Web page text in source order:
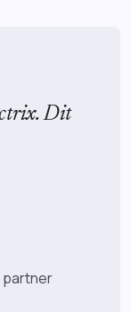
Dit
partner